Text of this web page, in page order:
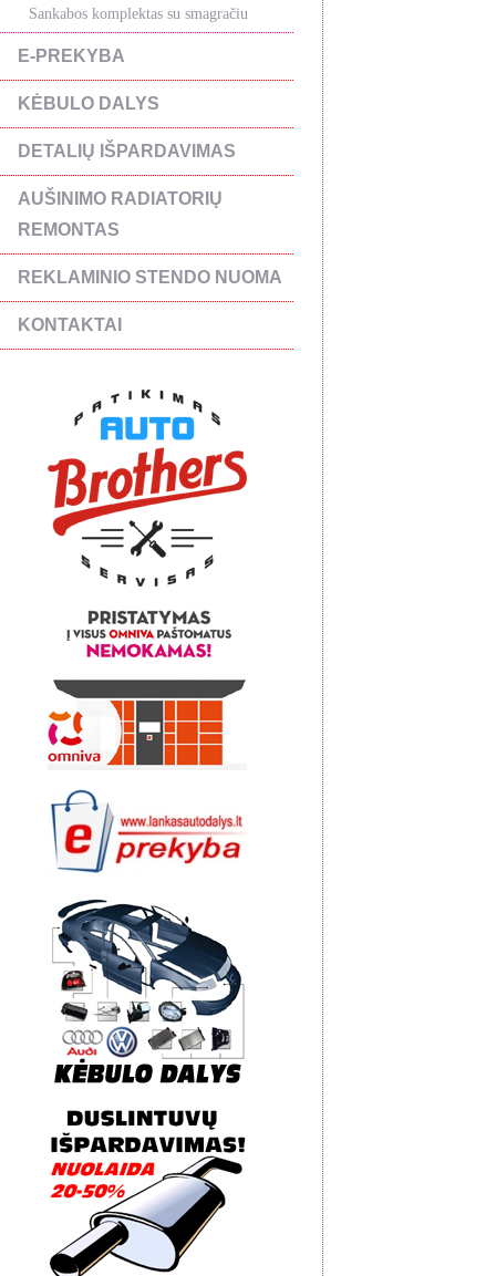
Sankabos komplektas su smagračiu
E-PREKYBA
KĖBULO DALYS
DETALIŲ IŠPARDAVIMAS
AUŠINIMO RADIATORIŲ
REMONTAS
REKLAMINIO STENDO NUOMA
KONTAKTAI